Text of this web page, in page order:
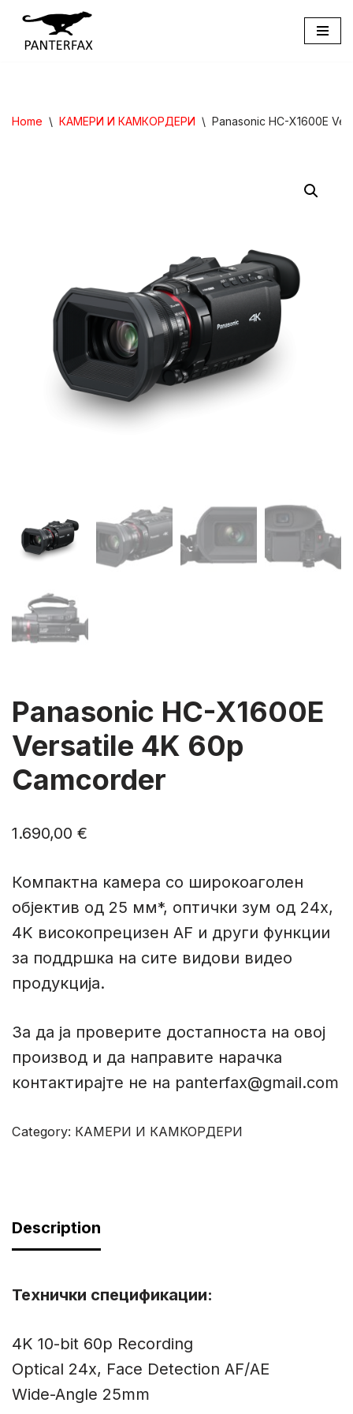
Skip
Home \ КАМЕРИ И КАМКОРДЕРИ \ Panasonic HC-X1600E
Panasonic HC-X1600E
Versatile 4K 60p
Camcorder
1.690,00 €
Компактна камера со широкоаголен
објектив од 25 мм*, оптички зум од 24x,
4K високопрецизен AF и други функции
за поддршка на сите видови видео
продукција.
За да ја проверите достапноста на овој
производ и да направите нарачка
контактирајте не на panterfax@gmail.com
Category: КАМЕРИ И КАМКОРДЕРИ
Description
Технички спецификации:
4K 10-bit 60p Recording
Optical 24x, Face Detection AF/AE
Wide-Angle 25mm